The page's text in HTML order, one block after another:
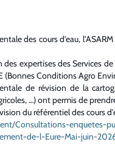
des cours d’eau,
expertises des Services
(Bonnes Conditions Agro
de révision de la
…) ont permis de
du référentiel des cours
Consultations-enquetes-
de-l-Eure-Mai-juin-